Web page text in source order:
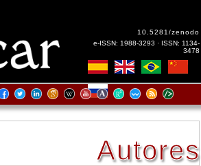
10.5281/zenodo
e-ISSN: 1988-3293 · ISSN: 1134-
3478
Autores